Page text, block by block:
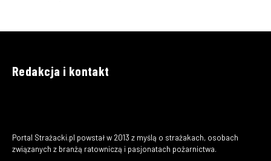
Redakcja i kontakt
Portal Strażacki.pl powstał w 2013 z myślą o strażakach, osobach
związanych z branżą ratowniczą i pasjonatach pożarnictwa.